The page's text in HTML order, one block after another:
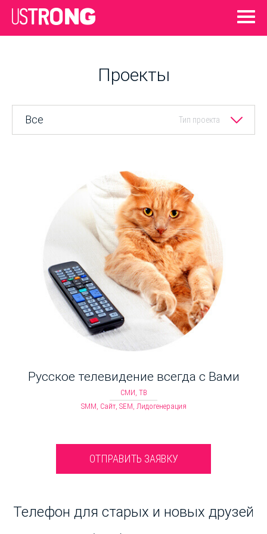
Проекты
Все Тип проекта
Русское телевидение всегда с Вами
СМИ, ТВ
SMM, Сайт, SEM, Лидогенерация
ОТПРАВИТЬ ЗАЯВКУ
Телефон для старых и новых друзей